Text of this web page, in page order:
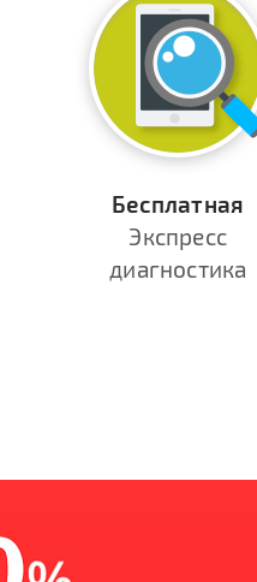
Бесплатная
Экспресс
диагностика